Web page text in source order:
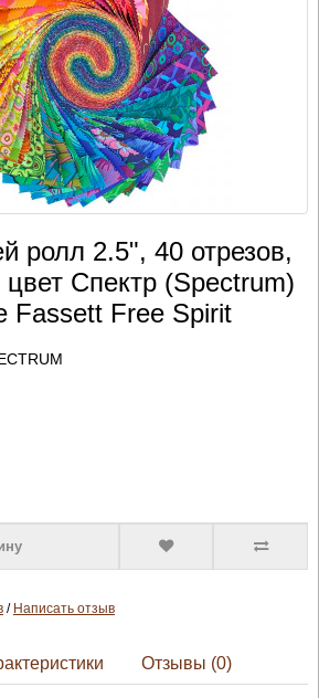
ролл 2.5", 40 отрезов,
Спектр (Spectrum)
Fassett Free Spirit
/ Написать отзыв
Отзывы (0)